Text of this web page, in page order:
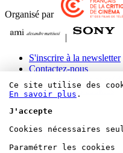
Organisé par
|
S'inscrire à la newsletter
Contactez-nous
Mentions légales et
Paramétrer les cookies
Bluesky
Ce site utilise des
En savoir plus .
J'accepte
Cookies nécessaires
Paramétrer les cookies